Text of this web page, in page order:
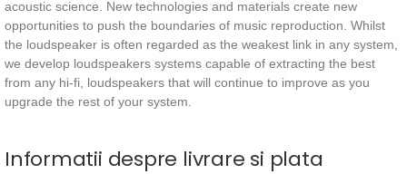
acoustic science. New technologies and materials create new
opportunities to push the boundaries of music reproduction. Whilst
the loudspeaker is often regarded as the weakest link in any system,
we develop loudspeakers systems capable of extracting the best
from any hi-fi, loudspeakers that will continue to improve as you
upgrade the rest of your system.
Informatii despre livrare si plata